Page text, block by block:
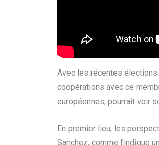
Avec les récentes élections
coopérations avec ce
européennes, pourrait voir
En premier lieu, les
Sanchez, comme l’indique